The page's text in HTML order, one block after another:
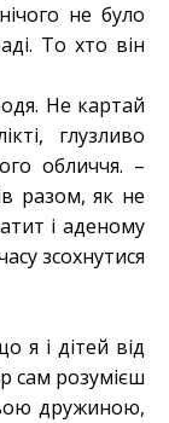
не було
То хто він
Не картай
глузливо
обличчя. –
разом, як не
і аденому
зсохнутися
дітей від
сам розумієш
дружиною,